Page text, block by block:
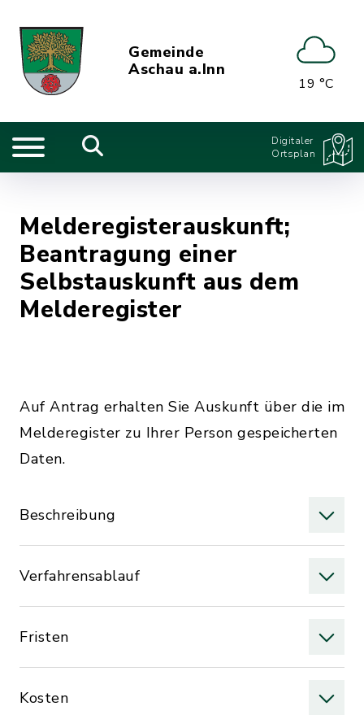
Gemeinde
Aschau a.Inn
19 °C
Digitaler
Ortsplan
Melderegisterauskunft;
Beantragung einer
Selbstauskunft aus dem
Melderegister
Auf Antrag erhalten Sie Auskunft über die im
Melderegister zu Ihrer Person gespeicherten
Daten.
Beschreibung
Verfahrensablauf
Fristen
Kosten